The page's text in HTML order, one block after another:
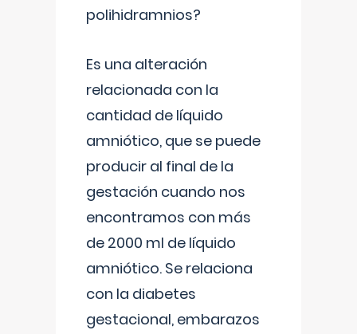
polihidramnios?
Es una alteración
relacionada con la
cantidad de líquido
amniótico, que se puede
producir al final de la
gestación cuando nos
encontramos con más
de 2000 ml de líquido
amniótico. Se relaciona
con la diabetes
gestacional, embarazos